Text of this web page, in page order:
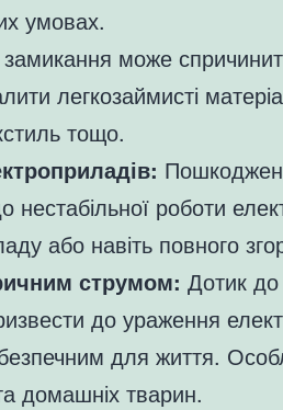
умовах.
замикання може
легкозаймисті
тощо.
нестабільної роботи
або навіть повного
струмом: Дотик
до ураження
для життя.
домашніх тварин.